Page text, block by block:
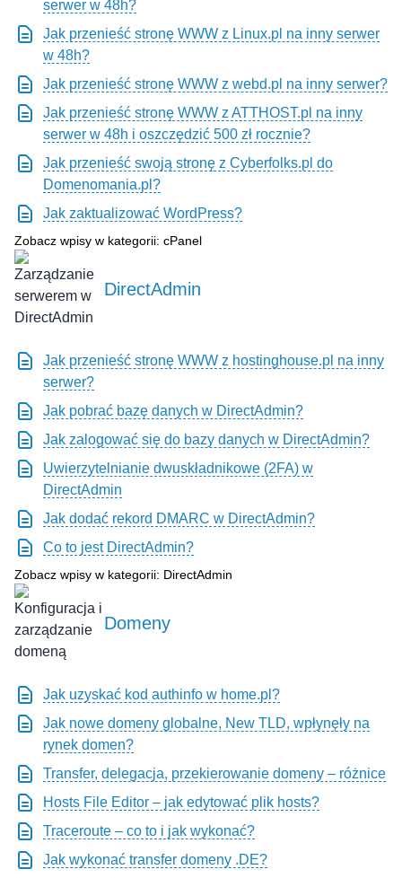
serwer w 48h?
Jak przenieść stronę WWW z Linux.pl na inny serwer
w 48h?
Jak przenieść stronę WWW z webd.pl na inny serwer?
Jak przenieść stronę WWW z ATTHOST.pl na inny
serwer w 48h i oszczędzić 500 zł rocznie?
Jak przenieść swoją stronę z Cyberfolks.pl do
Domenomania.pl?
Jak zaktualizować WordPress?
Zobacz wpisy w kategorii: cPanel
DirectAdmin
Jak przenieść stronę WWW z hostinghouse.pl na inny
serwer?
Jak pobrać bazę danych w DirectAdmin?
Jak zalogować się do bazy danych w DirectAdmin?
Uwierzytelnianie dwuskładnikowe (2FA) w
DirectAdmin
Jak dodać rekord DMARC w DirectAdmin?
Co to jest DirectAdmin?
Zobacz wpisy w kategorii: DirectAdmin
Domeny
Jak uzyskać kod authinfo w home.pl?
Jak nowe domeny globalne, New TLD, wpłynęły na
rynek domen?
Transfer, delegacja, przekierowanie domeny – różnice
Hosts File Editor – jak edytować plik hosts?
Traceroute – co to i jak wykonać?
Jak wykonać transfer domeny .DE?